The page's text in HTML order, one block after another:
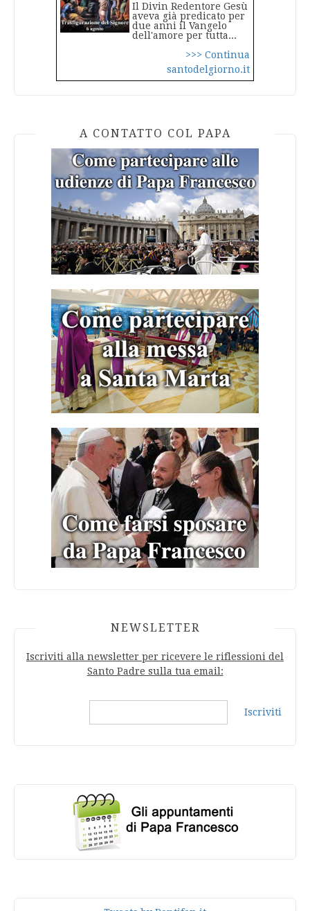
Il Divin Redentore Gesù
aveva già predicato per
due anni il Vangelo
dell'amore per tutta...
>>> Continua
santodelgiorno.it
A CONTATTO COL PAPA
NEWSLETTER
Iscriviti alla newsletter per ricevere le riflessioni del
Santo Padre sulla tua email:
Iscriviti